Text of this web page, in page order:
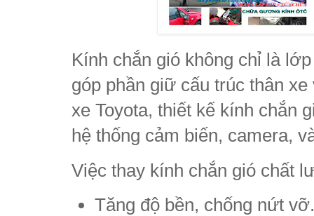
Kính chắn gió không chỉ là
góp phần giữ cấu trúc thân
xe Toyota, thiết kế kính chắn
hệ thống cảm biến, camera,
Việc thay kính chắn gió chất
Tăng độ bền, chống nứt vỡ.